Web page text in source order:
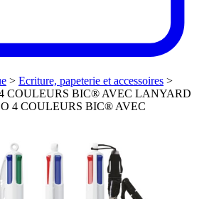
> Ecriture, papeterie et accessoires >
COULEURS BIC® AVEC LANYARD
4 COULEURS BIC® AVEC